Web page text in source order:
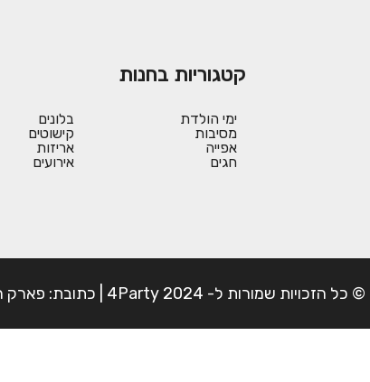
קטגוריות בחנות
ימי הולדת
מסיבות
אפייה
חגים
בלונים
קישוטים
אריזות
אירועים
© כל הזכויות שמורות ל- 4Party 2024 | כתובת: פארק התעשיה משמרות| טלפון: 054-7225898